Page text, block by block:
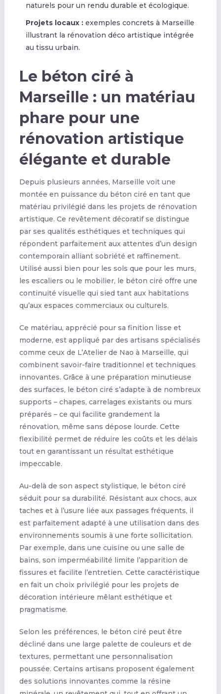
naturels pour un rendu durable et écologique.
Projets locaux :exemples concrets à Marseille
illustrant la rénovation déco artistique intégrée
au tissu urbain.
Le béton ciré à
Marseille : un matériau
phare pour une
rénovation artistique
élégante et durable
Depuis plusieurs années, Marseille voit une
montée en puissance du béton ciré en tant que
matériau privilégié dans les projets de rénovation
artistique. Ce revêtement décoratif se distingue
par ses qualités esthétiques et techniques qui
répondent parfaitement aux attentes d’un design
contemporain alliant sobriété et raffinement.
Utilisé aussi bien pour les sols que pour les murs,
les escaliers ou le mobilier, le béton ciré offre une
continuité visuelle qui sied tant aux habitations
qu’aux espaces commerciaux ou culturels.
Ce matériau, apprécié pour sa finition lisse et
moderne, est appliqué par des artisans spécialisés
comme ceux de L’Atelier de Nao à Marseille, qui
combinent savoir-faire traditionnel et techniques
innovantes. Grâce à une préparation minutieuse
des surfaces, le béton ciré s’adapte à de nombreux
supports – chapes, carrelages existants ou murs
préparés – ce qui facilite grandement la
rénovation, même sans dépose lourde. Cette
flexibilité permet de réduire les coûts et les délais
tout en garantissant un résultat esthétique
impeccable.
Au-delà de son aspect stylistique, le béton ciré
séduit pour sa durabilité. Résistant aux chocs, aux
taches et à l’usure liée aux passages fréquents, il
est parfaitement adapté à une utilisation dans des
environnements soumis à une forte sollicitation.
Par exemple, dans une cuisine ou une salle de
bains, son imperméabilité limite l’apparition de
fissures et facilite l’entretien. Cette caractéristique
en fait un choix privilégié pour les projets de
décoration intérieure mêlant esthétique et
pragmatisme.
Selon les préférences, le béton ciré peut être
décliné dans une large palette de couleurs et de
textures, permettant une personnalisation
poussée. Certains artisans proposent également
des solutions innovantes comme la résine